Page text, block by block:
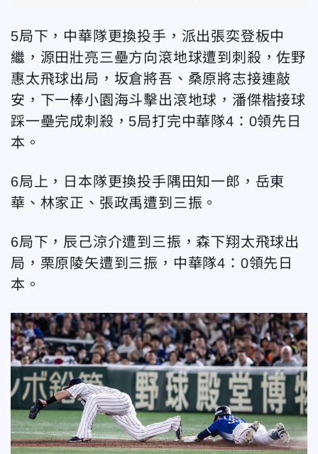
5局下，中華隊更換投手，派出張奕登板中
繼，源田壯亮三壘方向滾地球遭到刺殺，佐野
惠太飛球出局，坂倉將吾、桑原將志接連敲
安，下一棒小園海斗擊出滾地球，潘傑楷接球
踩一壘完成刺殺，5局打完中華隊4：0領先日
本。
6局上，日本隊更換投手隅田知一郎，岳東
華、林家正、張政禹遭到三振。
6局下，辰己涼介遭到三振，森下翔太飛球出
局，栗原陵矢遭到三振，中華隊4：0領先日
本。